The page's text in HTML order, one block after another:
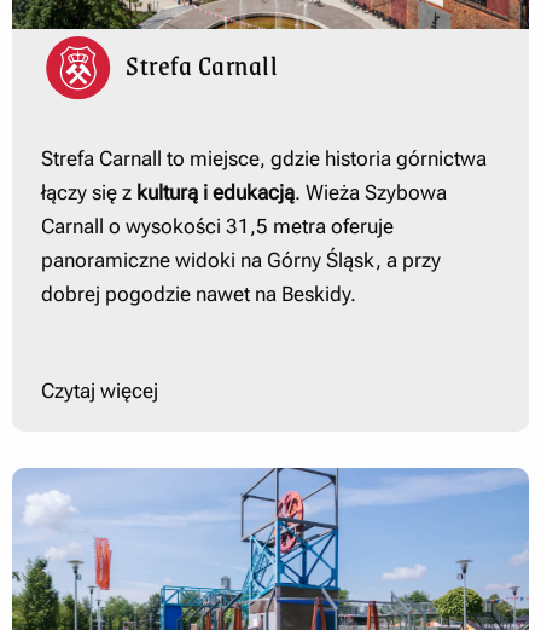
Strefa Carnall
Strefa Carnall to miejsce, gdzie historia górnictwa
łączy się z kulturą i edukacją. Wieża Szybowa
Carnall o wysokości 31,5 metra oferuje
panoramiczne widoki na Górny Śląsk, a przy
dobrej pogodzie nawet na Beskidy.
Czytaj więcej